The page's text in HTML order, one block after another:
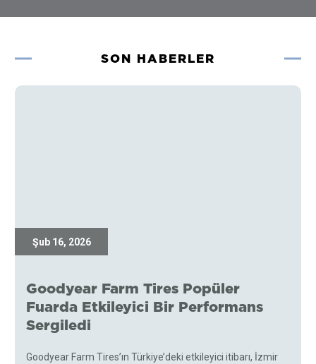
SON HABERLER
Şub 16, 2026
Goodyear Farm Tires Popüler
Fuarda Etkileyici Bir Performans
Sergiledi
Goodyear Farm Tires’ın Türkiye’deki etkileyici itibarı, İzmir